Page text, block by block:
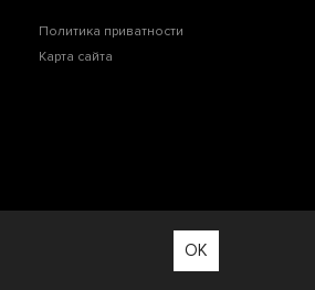
Политика приватности
Карта сайта
OK